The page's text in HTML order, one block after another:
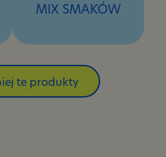
MIX SMAKÓW
te produkty